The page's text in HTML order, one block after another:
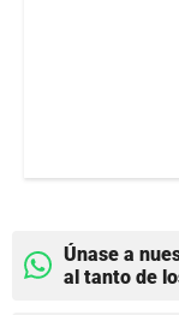
Únase a
al tanto de